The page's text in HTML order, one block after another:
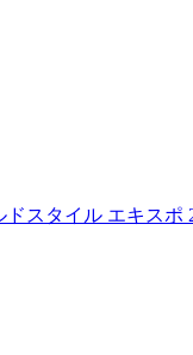
ドスタイル エキスポ